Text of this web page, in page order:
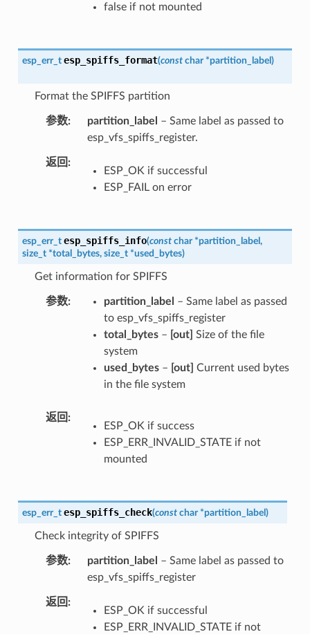
false if not mounted
esp_err_t esp_spiffs_format(const char *partition_label )
Format the SPIFFS partition
参数 partition_label
– Same label as passed to
esp_vfs_spiffs_register.
返回
ESP_OK if successful
ESP_FAIL on error
esp_err_t esp_spiffs_info(const char *partition_label ,
size_t *total_bytes, size_t *used_bytes)
Get information for SPIFFS
参数 partition_label
– Same label as passed
to esp_vfs_spiffs_register
total_bytes– [out] Size of the file
system
used_bytes– [out] Current used bytes
in the file system
返回
ESP_OK if success
ESP_ERR_INVALID_STATE if not
mounted
esp_err_t esp_spiffs_check(const char *partition_label )
Check integrity of SPIFFS
参数 partition_label
– Same label as passed to
esp_vfs_spiffs_register
返回
ESP_OK if successful
ESP_ERR_INVALID_STATE if not